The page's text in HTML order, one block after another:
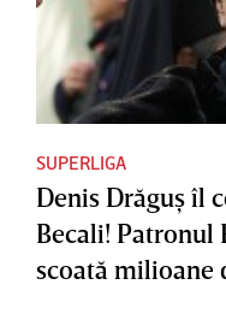
SUPERLIGA
Denis Drăguş îl
Becali! Patronul
scoată milioane